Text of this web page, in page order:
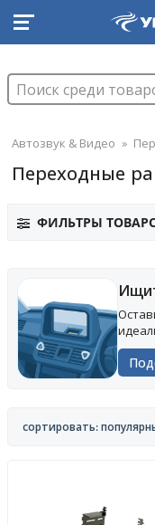
Автозвук & Видео »
Переходные
ФИЛЬТРЫ
сортировать: